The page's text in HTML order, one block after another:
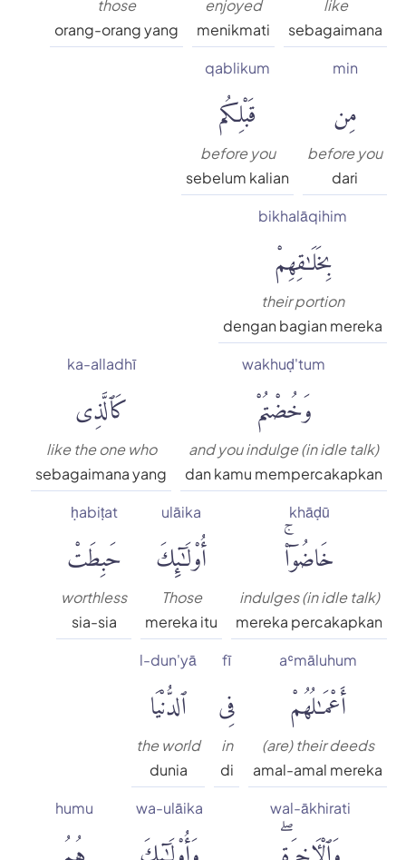
like
sebagaimana
enjoyed
menikmati
those
orang-orang yang
min
مِن
before you
dari
qablikum
قَبْلِكُم
before you
sebelum kalian
bikhalāqihim
بِخَلَٰقِهِمْ
their portion
dengan bagian mereka
wakhuḍ'tum
وَخُضْتُمْ
and you indulge (in idle talk)
dan kamu mempercakapkan
ka-alladhī
كَٱلَّذِى
like the one who
sebagaimana yang
khāḍū
خَاضُوٓا۟ۚ
indulges (in idle talk)
mereka percakapkan
ulāika
أُو۟لَٰٓئِكَ
Those
mereka itu
ḥabiṭat
حَبِطَتْ
worthless
sia-sia
aʿmāluhum
أَعْمَٰلُهُمْ
(are) their deeds
amal-amal mereka
fī
فِى
in
di
l-dun'yā
ٱلدُّنْيَا
the world
dunia
wal-ākhirati
وَٱلْءَاخِرَةِۖ
wa-ulāika
وَأُو۟لَٰٓئِكَ
humu
هُمُ